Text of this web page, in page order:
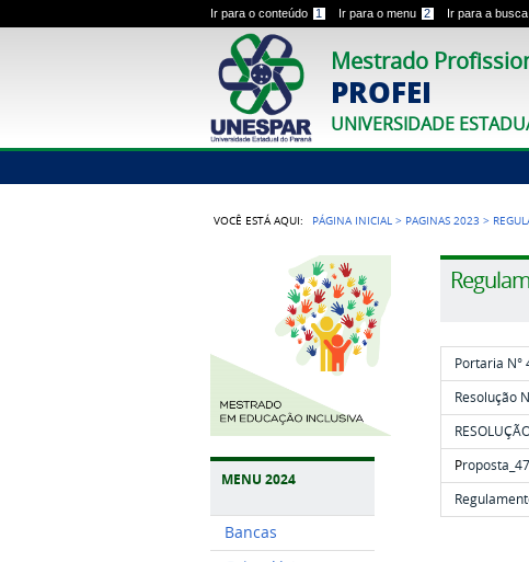
Ir para o conteúdo 1 Ir para o menu 2 Ir para a busca
Mestrado
PROFEI
UNIVERSIDADE
VOCÊ ESTÁ AQUI: PÁGINA INICIAL > PAGINAS 2023 >
MENU 2024
Bancas
Portaria N°
Resolução
P